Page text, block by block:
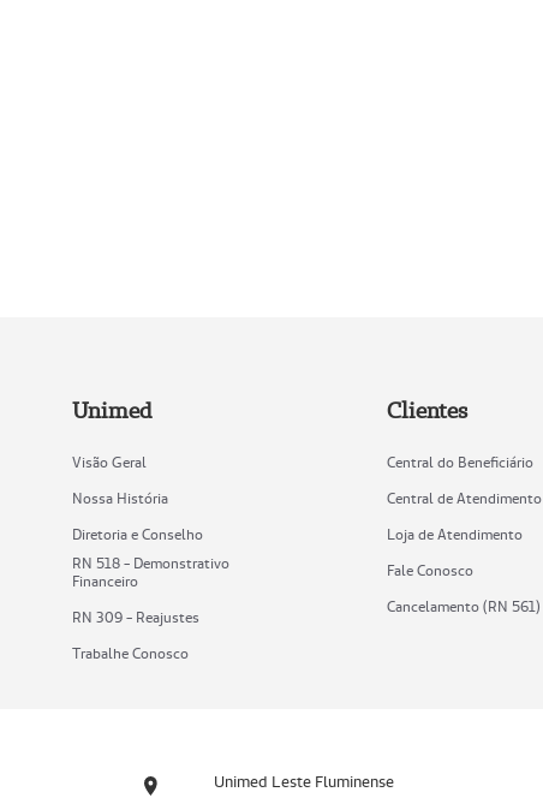
Unimed
Visão Geral
Nossa História
Diretoria e Conselho
RN 518 - Demonstrativo
Financeiro
RN 309 - Reajustes
Trabalhe Conosco
Clientes
Central do Beneficiário
Central de Atendimento
Loja de Atendimento
Fale Conosco
Cancelamento (RN 561)
Unimed Leste Fluminense